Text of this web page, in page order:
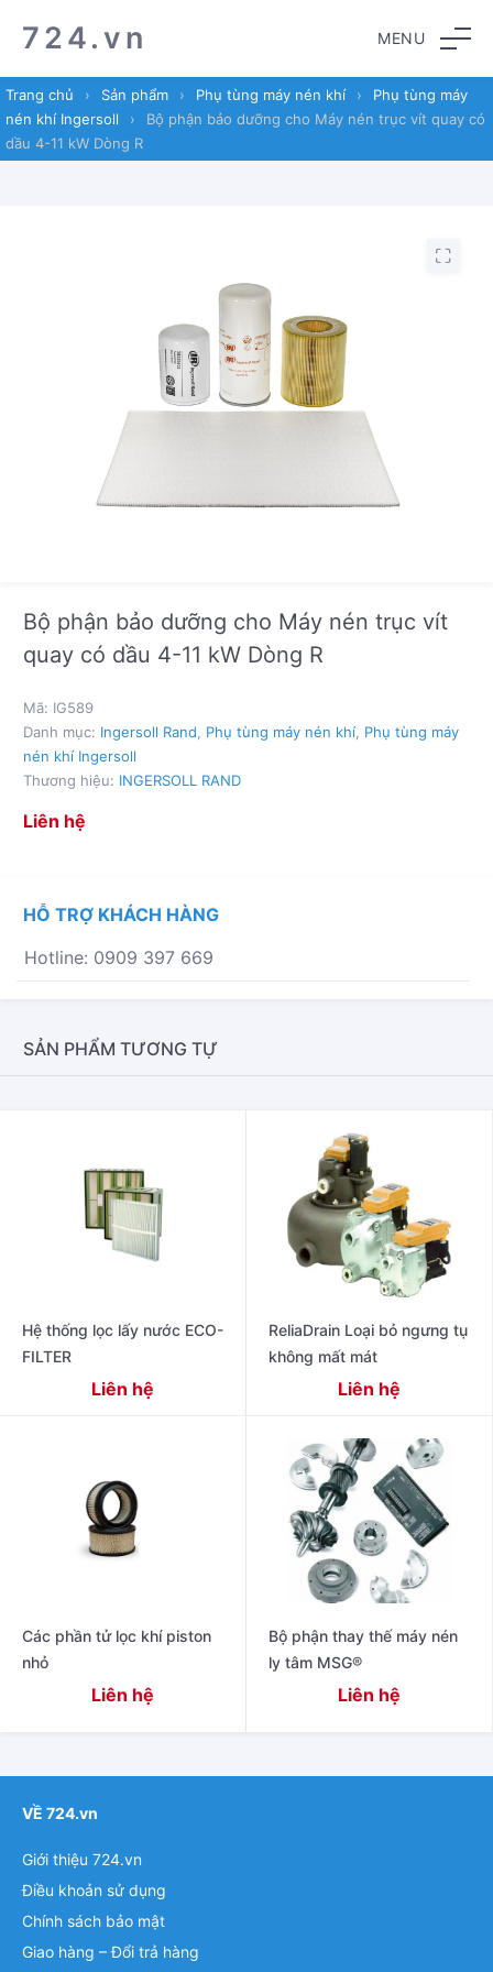
to
navigation
to
content
724.vn MENU
Trang chủ › Sản phẩm › Phụ tùng máy nén khí ›
Phụ tùng máy
nén khí Ingersoll
›
Bộ phận bảo dưỡng cho Máy nén trục vít quay có
dầu 4-11 kW Dòng R
Bộ phận bảo dưỡng cho Máy nén trục vít
quay có dầu 4-11 kW Dòng R
Liên hệ
Mã: IG589
Danh mục: Ingersoll Rand Phụ tùng máy nén khí Phụ tùng máy
nén khí Ingersoll
Thương hiệu: INGERSOLL RAND
HỖ TRỢ KHÁCH HÀNG
Hotline: 0909 397 669
SẢN PHẨM TƯƠNG TỰ
Hệ thống lọc lấy nước ECO-
FILTER
Liên hệ
ReliaDrain Loại bỏ ngưng tụ
không mất mát
Liên hệ
Các phần tử lọc khí piston
nhỏ
Liên hệ
Bộ phận thay thế máy nén
ly tâm MSG®
Liên hệ
VỀ 724.vn
Giới thiệu 724.vn
Điều khoản sử dụng
Chính sách bảo mật
Giao hàng – Đổi trả hàng